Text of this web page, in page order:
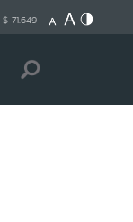
$ 71.649